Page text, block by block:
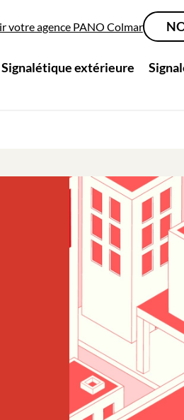
Signalétique extérieure
votre agence PANO Colmar